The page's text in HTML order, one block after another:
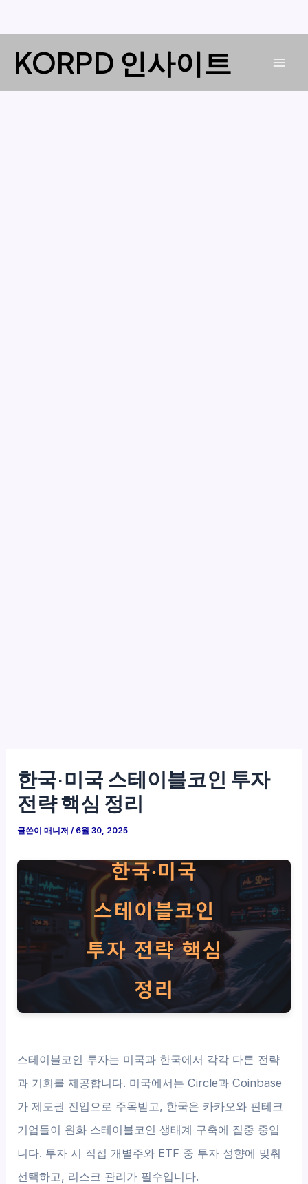
KORPD 인사이트
한국·미국 스테이블코인 투자
전략 핵심 정리
글쓴이매니저/ 6월 30, 2025
스테이블코인 투자는 미국과 한국에서 각각 다른 전략
과 기회를 제공합니다. 미국에서는 Circle과 Coinbase
가 제도권 진입으로 주목받고, 한국은 카카오와 핀테크
기업들이 원화 스테이블코인 생태계 구축에 집중 중입
니다. 투자 시 직접 개별주와 ETF 중 투자 성향에 맞춰
선택하고, 리스크 관리가 필수입니다.